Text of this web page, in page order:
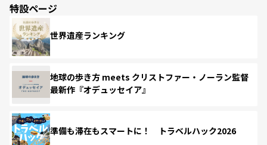
特設ページ
世界遺産ランキング
地球の歩き方 meets クリストファー・ノーラン監督
最新作『オデュッセイア』
準備も滞在もスマートに！ トラベルハック2026